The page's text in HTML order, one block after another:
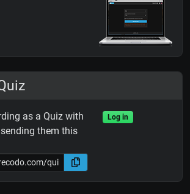
as a Quiz with
them this
Log in